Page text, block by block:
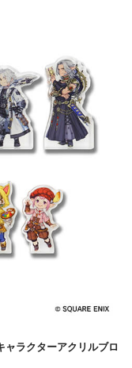
ラクターアクリルブロ